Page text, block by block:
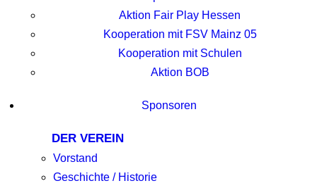
Aktion Fair Play Hessen
Kooperation mit FSV Mainz 05
Kooperation mit Schulen
Aktion BOB
Sponsoren
DER VEREIN
Vorstand
Geschichte / Historie